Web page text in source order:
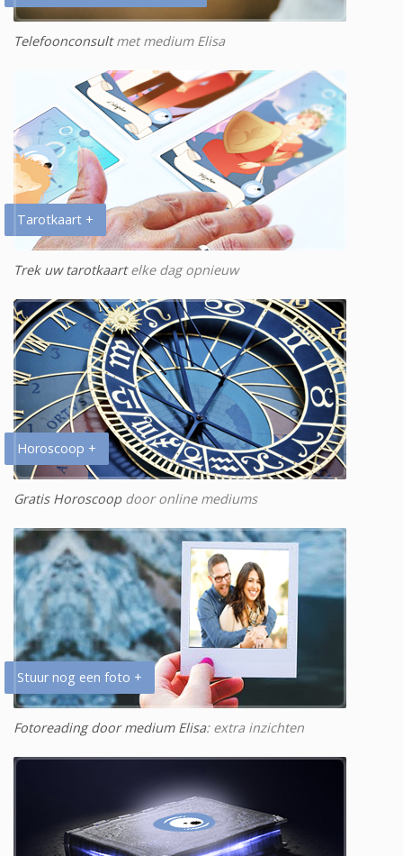
Telefoonconsultmet medium Elisa
Tarotkaart +
Trek uw tarotkaartelke dag opnieuw
Horoscoop +
Gratis Horoscoopdoor online mediums
Stuur nog een foto +
Fotoreading door medium Elisa: extra inzichten